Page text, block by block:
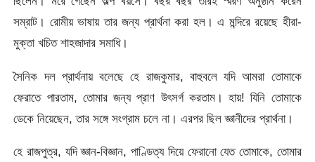
সম্রাট। রোমীয় ভাষায় তার জন্য প্রার্থনা করা হল। এ মন্দিরে রয়েছে হীরা-
মুক্তা খচিত শাহজাদার সমাধি।
সৈনিক দল প্রার্থনায় বলেছে হে রাজকুমার, বাহুবলে যদি আমরা তোমাকে
ফেরাতে পারতাম, তোমার জন্য প্রাণ উৎসর্গ করতাম। হায়! যিনি তোমাকে
ডেকে নিয়েছেন, তার সঙ্গে সংগ্রাম চলে না। এরপর ছিল জ্ঞানীদের প্রার্থনা।
হে রাজপুত্র, যদি জ্ঞান-বিজ্ঞান, পাণ্ডিত্য দিয়ে ফেরানো যেত তোমাকে, তোমার